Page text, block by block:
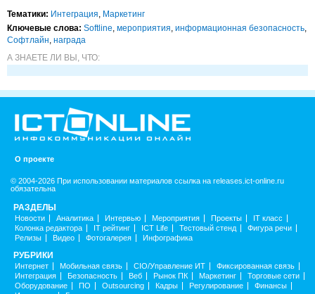
Тематики: Интеграция, Маркетинг
Ключевые слова: Softline, мероприятия, информационная безопасность,
Софтлайн, награда
А ЗНАЕТЕ ЛИ ВЫ, ЧТО:
О проекте
© 2004-2026 При использовании материалов ссылка на releases.ict-online.ru
обязательна
РАЗДЕЛЫ
Новости Аналитика Интервью Мероприятия Проекты
IT класс
Колонка редактора
IT рейтинг ICT Life Тестовый стенд
Фигура речи
Релизы
Видео Фотогалерея Инфографика
РУБРИКИ
Интернет Мобильная связь CIO/Управление ИТ
Фиксированная связь
Интеграция
Безопасность Веб Рынок ПК Маркетинг
Торговые сети
Оборудование
ПО Outsourcing Кадры Регулирование
Финансы